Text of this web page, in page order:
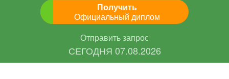
Получить
Официальный диплом
Отправить запрос
СЕГОДНЯ 07.08.2026